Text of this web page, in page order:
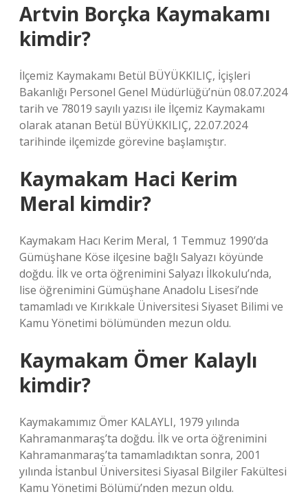
Artvin Borçka Kaymakamı
kimdir?
İlçemiz Kaymakamı Betül BÜYÜKKILIÇ, İçişleri
Bakanlığı Personel Genel Müdürlüğü’nün 08.07.2024
tarih ve 78019 sayılı yazısı ile İlçemiz Kaymakamı
olarak atanan Betül BÜYÜKKILIÇ, 22.07.2024
tarihinde ilçemizde görevine başlamıştır.
Kaymakam Haci Kerim
Meral kimdir?
Kaymakam Hacı Kerim Meral, 1 Temmuz 1990’da
Gümüşhane Köse ilçesine bağlı Salyazı köyünde
doğdu. İlk ve orta öğrenimini Salyazı İlkokulu’nda,
lise öğrenimini Gümüşhane Anadolu Lisesi’nde
tamamladı ve Kırıkkale Üniversitesi Siyaset Bilimi ve
Kamu Yönetimi bölümünden mezun oldu.
Kaymakam Ömer Kalaylı
kimdir?
Kaymakamımız Ömer KALAYLI, 1979 yılında
Kahramanmaraş’ta doğdu. İlk ve orta öğrenimini
Kahramanmaraş’ta tamamladıktan sonra, 2001
yılında İstanbul Üniversitesi Siyasal Bilgiler Fakültesi
Kamu Yönetimi Bölümü’nden mezun oldu.